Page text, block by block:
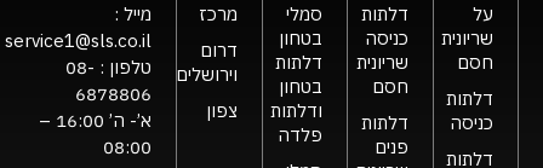
על
שריונית
חסם
דלתות
כניסה
דלתות
דלתות
כניסה
שריונית
חסם
דלתות
פנים
סמלי
בטחון
דלתות
בטחון
ודלתות
פלדה
מרכז
דרום
וירושלים
צפון
מייל :
service1@sls.co.il
טלפון : 08-
6878806
א’- ה’ 16:00 –
08:00